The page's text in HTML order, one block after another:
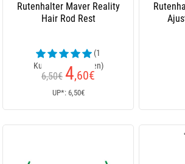
Rutenhalter Maver Reality
Hair Rod Rest
(1
Kundenrezensionen)
6,50€ 4,60€
UP*: 6,50€